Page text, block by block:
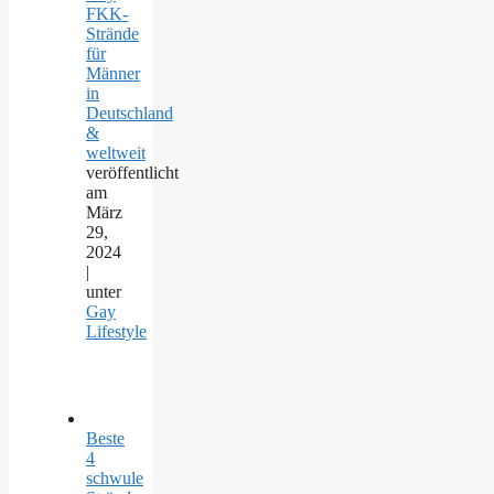
FKK-
Strände
für
Männer
in
Deutschland
&
weltweit
veröffentlicht
am
März
29,
2024
|
unter
Gay
Lifestyle
Beste
4
schwule